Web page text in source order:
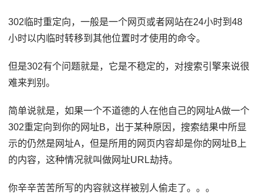
302临时重定向，一般是一个网页或者网站在24小时到48
小时以内临时转移到其他位置时才使用的命令。
但是302有个问题就是，它是不稳定的，对搜索引擎来说很
难来判别。
简单说就是，如果一个不道德的人在他自己的网址A做一个
302重定向到你的网址B，出于某种原因，搜索结果中所显
示的仍然是网址A，但是所用的网页内容却是你的网址B上
的内容，这种情况就叫做网址URL劫持。
你辛辛苦苦所写的内容就这样被别人偷走了。。。